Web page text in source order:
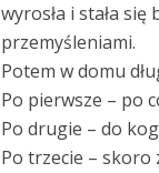
wyrosła i stała
przemyśleniami.
Potem w domu
Po pierwsze – po
Po drugie – do
Po trzecie – skoro